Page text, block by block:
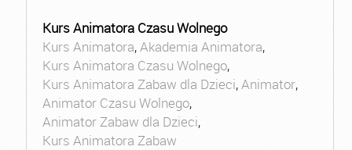
Kurs Animatora Czasu Wolnego
Kurs Animatora,Akademia Animatora,
Kurs Animatora Czasu Wolnego,
Kurs Animatora Zabaw dla Dzieci,Animator,
Animator Czasu Wolnego,
Animator Zabaw dla Dzieci,
Kurs Animatora Zabaw